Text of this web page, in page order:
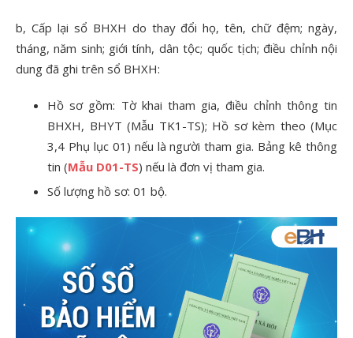
b, Cấp lại sổ BHXH do thay đổi họ, tên, chữ đệm; ngày,
tháng, năm sinh; giới tính, dân tộc; quốc tịch; điều chỉnh nội
dung đã ghi trên sổ BHXH:
Hồ sơ gồm: Tờ khai tham gia, điều chỉnh thông tin
BHXH, BHYT (Mẫu TK1-TS); Hồ sơ kèm theo (Mục
3,4 Phụ lục 01) nếu là người tham gia. Bảng kê thông
tin (Mẫu D01-TS) nếu là đơn vị tham gia.
Số lượng hồ sơ: 01 bộ.